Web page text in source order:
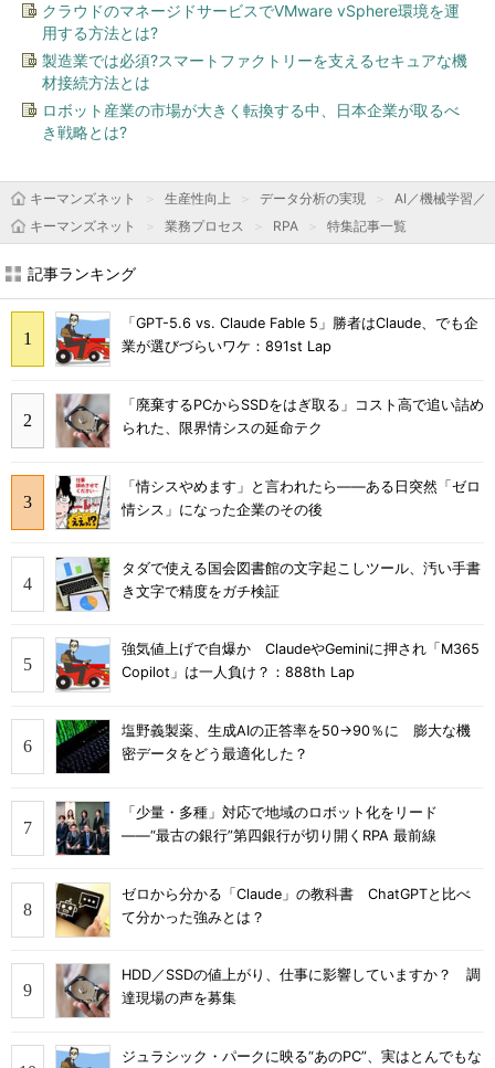
クラウドのマネージドサービスでVMware vSphere環境を運
用する方法とは?
製造業では必須?スマートファクトリーを支えるセキュアな機
材接続方法とは
ロボット産業の市場が大きく転換する中、日本企業が取るべ
き戦略とは?
キーマンズネット 生産性向上 データ分析の実現
AI／機械学習／
キーマンズネット
業務プロセス RPA 特集記事一覧
記事ランキング
「GPT-5.6 vs. Claude Fable 5」勝者はClaude、でも企
業が選びづらいワケ：891st Lap
「廃棄するPCからSSDをはぎ取る」コスト高で追い詰め
られた、限界情シスの延命テク
「情シスやめます」と言われたら――ある日突然「ゼロ
情シス」になった企業のその後
タダで使える国会図書館の文字起こしツール、汚い手書
き文字で精度をガチ検証
強気値上げで自爆か ClaudeやGeminiに押され「M365
Copilot」は一人負け？：888th Lap
塩野義製薬、生成AIの正答率を50→90％に 膨大な機
密データをどう最適化した？
「少量・多種」対応で地域のロボット化をリード
――“最古の銀行”第四銀行が切り開くRPA 最前線
ゼロから分かる「Claude」の教科書 ChatGPTと比べ
て分かった強みとは？
HDD／SSDの値上がり、仕事に影響していますか？ 調
達現場の声を募集
ジュラシック・パークに映る“あのPC”、実はとんでもな